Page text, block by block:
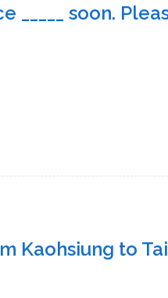
soon.
Kaohsiung to